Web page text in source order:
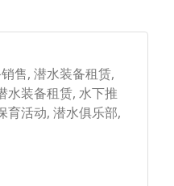
售, 潜水装备租赁,
水装备租赁, 水下推
育活动, 潜水俱乐部,